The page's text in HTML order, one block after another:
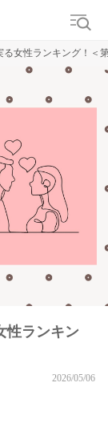
る女性ランキング！＜
性ランキン
2026/05/06